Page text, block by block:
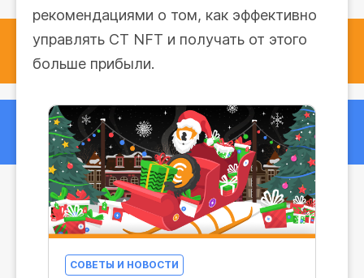
рекомендациями о том, как эффективно
управлять CT NFT и получать от этого
больше прибыли.
СОВЕТЫ И НОВОСТИ